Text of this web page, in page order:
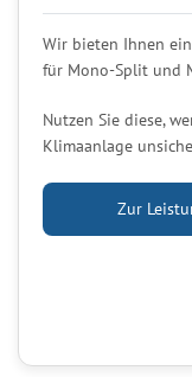
Wir bieten Ihnen
für Mono-Split und
Nutzen Sie diese,
Klimaanlage
Zur